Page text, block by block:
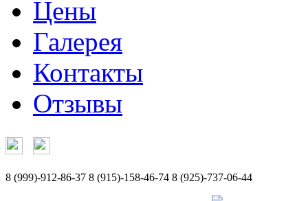
Цены
Галерея
Контакты
Отзывы
8 (999)-912-86-37 8 (915)-158-46-74 8 (925)-737-06-44